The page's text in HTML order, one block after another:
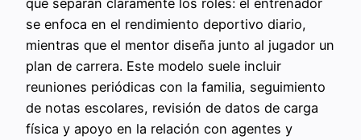
se enfoca en el rendimiento deportivo diario,
mientras que el mentor diseña junto al jugador un
plan de carrera. Este modelo suele incluir
reuniones periódicas con la familia, seguimiento
de notas escolares, revisión de datos de carga
física y apoyo en la relación con agentes y